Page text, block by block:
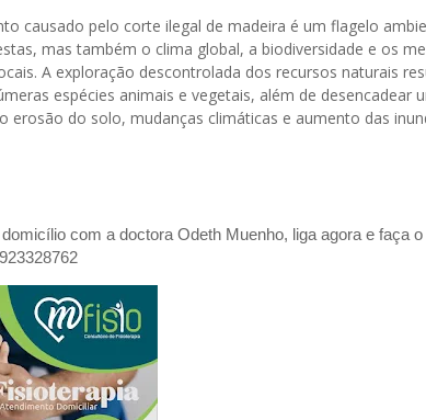
causado pelo corte ilegal de madeira é um flagelo
mas também o clima global, a biodiversidade e os
A exploração descontrolada dos recursos naturais
espécies animais e vegetais, além de desencadear
erosão do solo, mudanças climáticas e aumento das
com a doctora Odeth Muenho, liga agora e faça